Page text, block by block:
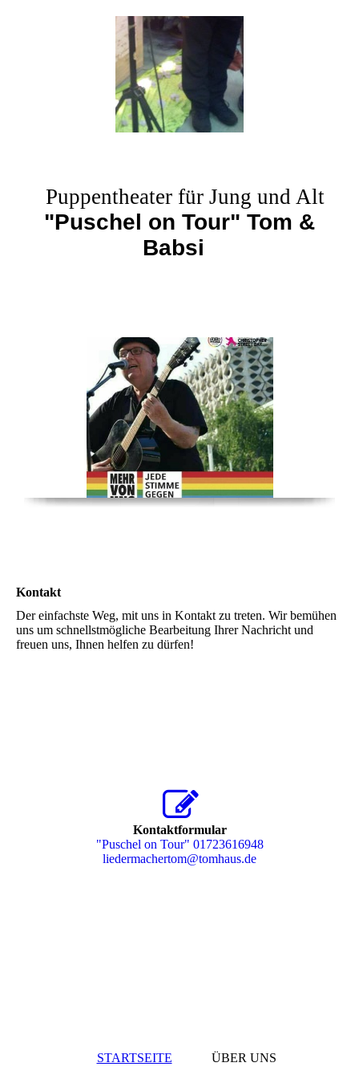
Puppentheater für Jung und Alt
"Puschel on Tour" Tom &
Babsi
Kontakt
Der einfachste Weg, mit uns in Kontakt zu treten. Wir bemühen
uns um schnellstmögliche Bearbeitung Ihrer Nachricht und
freuen uns, Ihnen helfen zu dürfen!
Kontaktformular
"Puschel on Tour" 01723616948
liedermachertom@tomhaus.de
STARTSEITE ÜBER UNS